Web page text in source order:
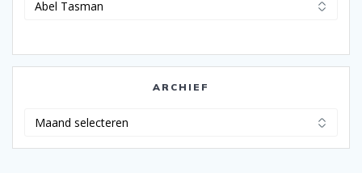
ARCHIEF